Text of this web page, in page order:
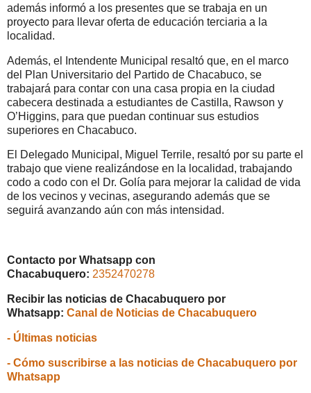
además informó a los presentes que se trabaja en un
proyecto para llevar oferta de educación terciaria a la
localidad.
Además, el Intendente Municipal resaltó que, en el marco
del Plan Universitario del Partido de Chacabuco, se
trabajará para contar con una casa propia en la ciudad
cabecera destinada a estudiantes de Castilla, Rawson y
O’Higgins, para que puedan continuar sus estudios
superiores en Chacabuco.
El Delegado Municipal, Miguel Terrile, resaltó por su parte el
trabajo que viene realizándose en la localidad, trabajando
codo a codo con el Dr. Golía para mejorar la calidad de vida
de los vecinos y vecinas, asegurando además que se
seguirá avanzando aún con más intensidad.
Contacto por Whatsapp con
Chacabuquero: 2352470278
Recibir las noticias de Chacabuquero por
Whatsapp: Canal de Noticias de Chacabuquero
- Últimas noticias
- Cómo suscribirse a las noticias de Chacabuquero por
Whatsapp